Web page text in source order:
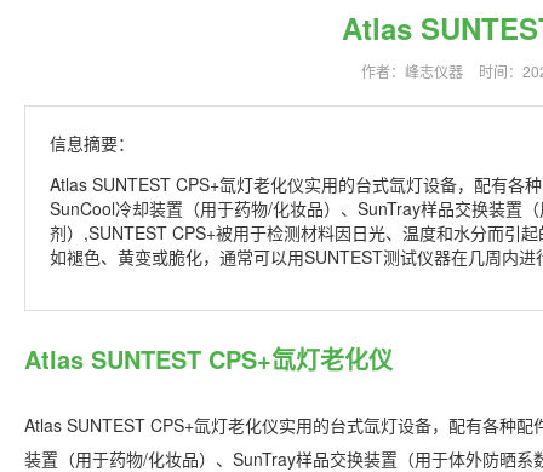
Atlas
作者：峰志仪器 时间：
信息摘要：
Atlas SUNTEST CPS+氙灯老化仪实用的台式氙灯设备，配有各
SunCool冷却装置（用于药物/化妆品）、SunTray样品交换装置
剂）,SUNTEST CPS+被用于检测材料因日光、温度和水分而引
如褪色、黄变或脆化，通常可以用SUNTEST测试仪器在几周内进
Atlas SUNTEST CPS+氙灯老化仪
Atlas SUNTEST CPS+氙灯老化仪实用的台式氙灯设备，配有各种
装置（用于药物/化妆品）、SunTray样品交换装置（用于体外防晒